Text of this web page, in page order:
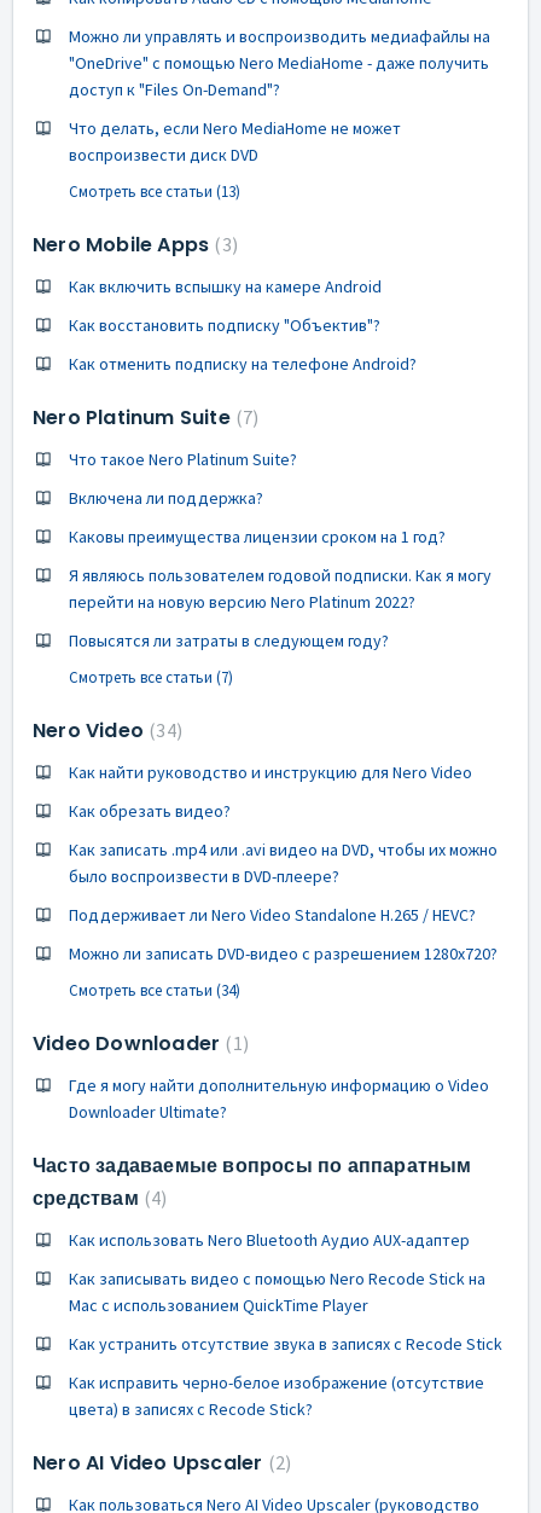
Можно ли управлять и воспроизводить медиафайлы на
"OneDrive" с помощью Nero MediaHome - даже получить
доступ к "Files On-Demand"?
Что делать, если Nero MediaHome не может
воспроизвести диск DVD
Смотреть все статьи (13)
Nero Mobile Apps 3
Как включить вспышку на камере Android
Как восстановить подписку "Объектив"?
Как отменить подписку на телефоне Android?
Nero Platinum Suite 7
Что такое Nero Platinum Suite?
Включена ли поддержка?
Каковы преимущества лицензии сроком на 1 год?
Я являюсь пользователем годовой подписки. Как я могу
перейти на новую версию Nero Platinum 2022?
Повысятся ли затраты в следующем году?
Смотреть все статьи (7)
Nero Video 34
Как найти руководство и инструкцию для Nero Video
Как обрезать видео?
Как записать .mp4 или .avi видео на DVD, чтобы их можно
было воспроизвести в DVD-плеере?
Поддерживает ли Nero Video Standalone H.265 / HEVC?
Можно ли записать DVD-видео с разрешением 1280x720?
Смотреть все статьи (34)
Video Downloader 1
Где я могу найти дополнительную информацию о Video
Downloader Ultimate?
Часто задаваемые вопросы по аппаратным
средствам 4
Как использовать Nero Bluetooth Аудио AUX-адаптер
Как записывать видео с помощью Nero Recode Stick на
Mac с использованием QuickTime Player
Как устранить отсутствие звука в записях с Recode Stick
Как исправить черно-белое изображение (отсутствие
цвета) в записях с Recode Stick?
Nero AI Video Upscaler 2
Как пользоваться Nero AI Video Upscaler (руководство